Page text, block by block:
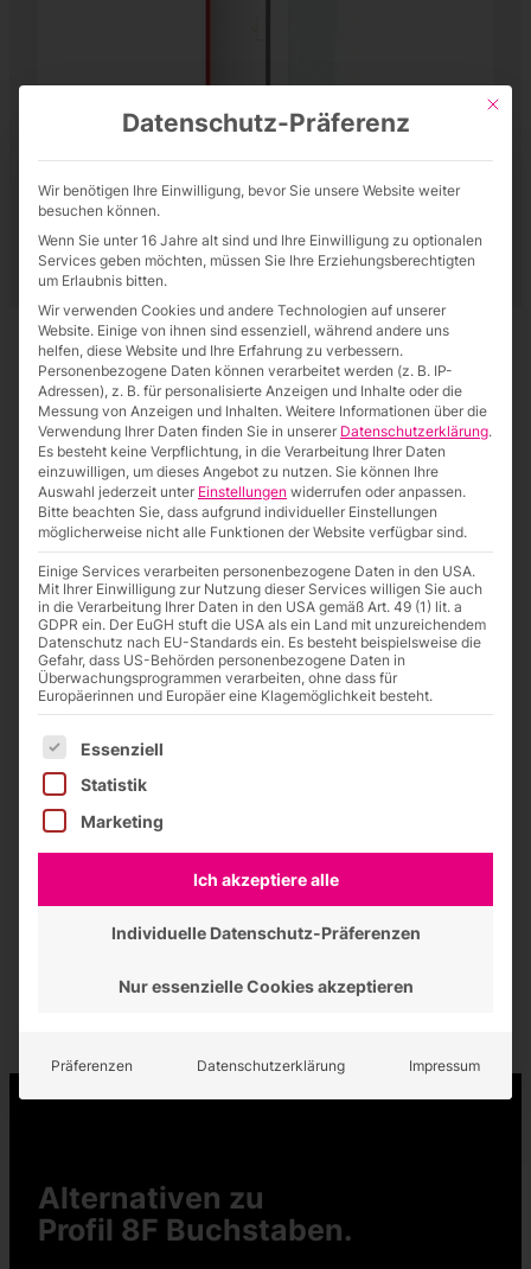
Ihr Projekt.
In guten Händen.
100% CE-Konformität
Montageanleitung und Schaltplan
Informationen zu LEDs und Trafos
Neue Projektanfrage
Alternativen zu
Profil 8F Buchstaben.
Mit
Datenschutz-Präferenz
Wir benötigen Ihre Einwilligung, bevor Sie unsere Website weiter
besuchen können.
Wenn Sie unter 16 Jahre alt sind und Ihre Einwilligung zu optionalen
Services geben möchten, müssen Sie Ihre Erziehungsberechtigten
um Erlaubnis bitten.
Wir verwenden Cookies und andere Technologien auf unserer
Website. Einige von ihnen sind essenziell, während andere uns
helfen, diese Website und Ihre Erfahrung zu verbessern.
Personenbezogene Daten können verarbeitet werden (z. B. IP-
Adressen), z. B. für personalisierte Anzeigen und Inhalte oder die
Messung von Anzeigen und Inhalten. Weitere Informationen über die
Verwendung Ihrer Daten finden Sie in unserer Datenschutzerklärung.
Es besteht keine Verpflichtung, in die Verarbeitung Ihrer Daten
einzuwilligen, um dieses Angebot zu nutzen. Sie können Ihre
Auswahl jederzeit unter Einstellungen widerrufen oder anpassen.
Bitte beachten Sie, dass aufgrund individueller Einstellungen
möglicherweise nicht alle Funktionen der Website verfügbar sind.
Einige Services verarbeiten personenbezogene Daten in den USA.
Mit Ihrer Einwilligung zur Nutzung dieser Services willigen Sie auch
in die Verarbeitung Ihrer Daten in den USA gemäß Art. 49 (1) lit. a
GDPR ein. Der EuGH stuft die USA als ein Land mit unzureichendem
Datenschutz nach EU-Standards ein. Es besteht beispielsweise die
Gefahr, dass US-Behörden personenbezogene Daten in
Überwachungsprogrammen verarbeiten, ohne dass für
Europäerinnen und Europäer eine Klagemöglichkeit besteht.
Es folgt eine Liste der Service-Gruppen, für die eine
Essenziell
Statistik
Marketing
Ich akzeptiere alle
Individuelle Datenschutz-Präferenzen
Nur essenzielle Cookies akzeptieren
Präferenzen Datenschutzerklärung Impressum